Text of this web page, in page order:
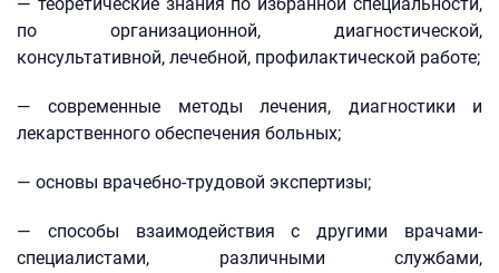
по организационной, диагностической,
консультативной, лечебной, профилактической работе;
— современные методы лечения, диагностики и
лекарственного обеспечения больных;
— основы врачебно-трудовой экспертизы;
— способы взаимодействия с другими врачами-
специалистами, различными службами,